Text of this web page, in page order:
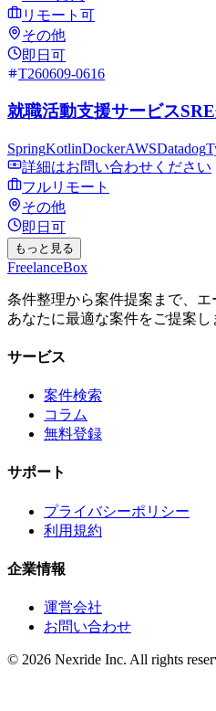
リモート可
その他
即日可
T260609-0616
就職活動支援サービス
SpringKotlinDockerAWSDatadog
詳細はお問い合わせください
フルリモート
その他
即日可
もっと見る
FreelanceBox
条件整理から案件提案まで、エ
あなたに最適な案件をご提案し
サービス
案件検索
コラム
無料登録
サポート
プライバシーポリシー
利用規約
企業情報
運営会社
お問い合わせ
© 2026 Nexride Inc. All rights